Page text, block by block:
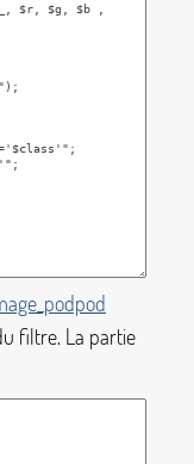
filtre. La partie